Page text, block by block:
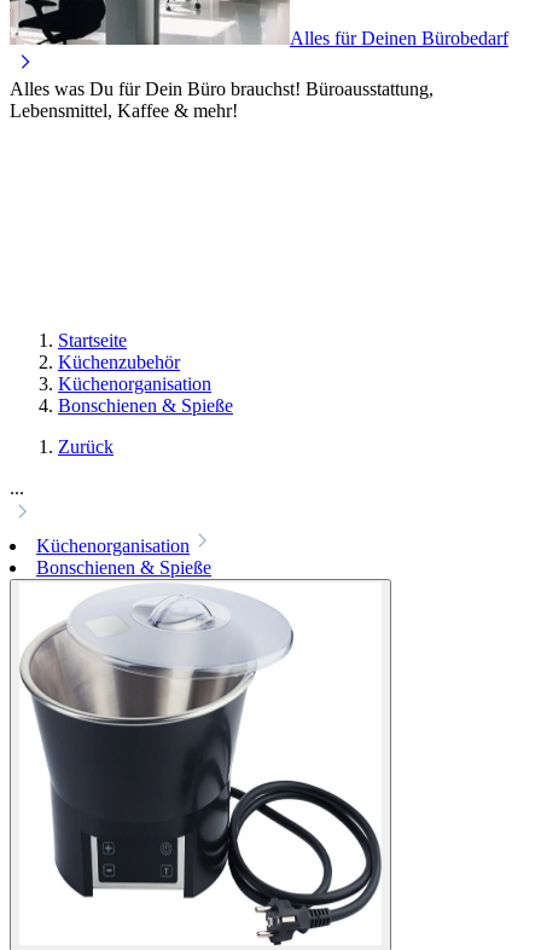
Alles für Deinen Bürobedarf
Alles was Du für Dein Büro brauchst! Büroausstattung,
Lebensmittel, Kaffee & mehr!
Startseite
Küchenzubehör
Küchenorganisation
Bonschienen & Spieße
Zurück
...
Küchenorganisation
Bonschienen & Spieße